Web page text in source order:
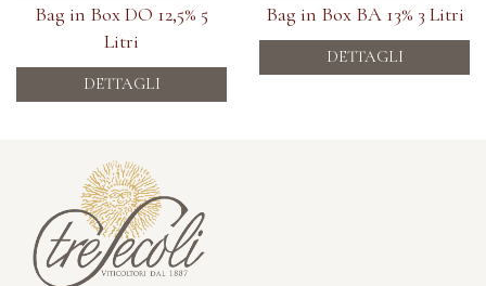
Bag in Box DO 12,5% 5
Litri
DETTAGLI
Bag in Box BA 13% 3 Litri
DETTAGLI